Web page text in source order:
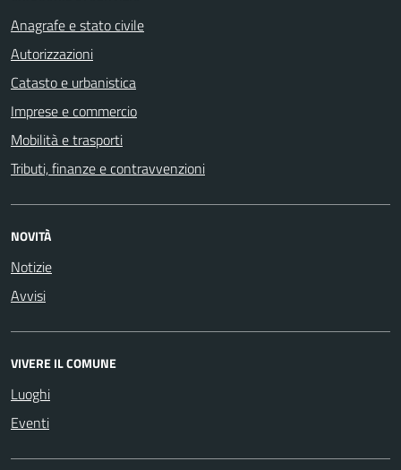
Anagrafe e stato civile
Autorizzazioni
Catasto e urbanistica
Imprese e commercio
Mobilità e trasporti
Tributi, finanze e contravvenzioni
NOVITÀ
Notizie
Avvisi
VIVERE IL COMUNE
Luoghi
Eventi